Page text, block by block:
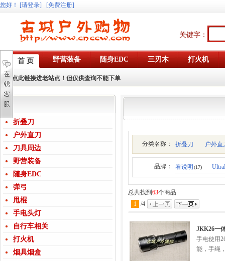
您好 ！ [请登录] [免费注册]
关键字：
首 页 野营装备 随身EDC 三刃木 打火机
点此链接进老站点！但仅供查询不能下单
折叠刀
户外直刀
刀具周边
野营装备
随身EDC
弹弓
甩棍
手电头灯
自行车相关
打火机
烟具烟盒
分类名称： 折叠刀 户外直
品牌： 看说明 (17)
总共找到 63个商品
1 /4
JKK26一
手电使用
能，手绳